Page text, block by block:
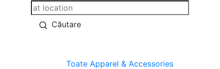
Căutare
Toate Apparel & Accessories